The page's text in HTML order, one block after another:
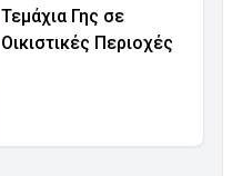
Τεμάχια Γης σε
Οικιστικές Περιοχές